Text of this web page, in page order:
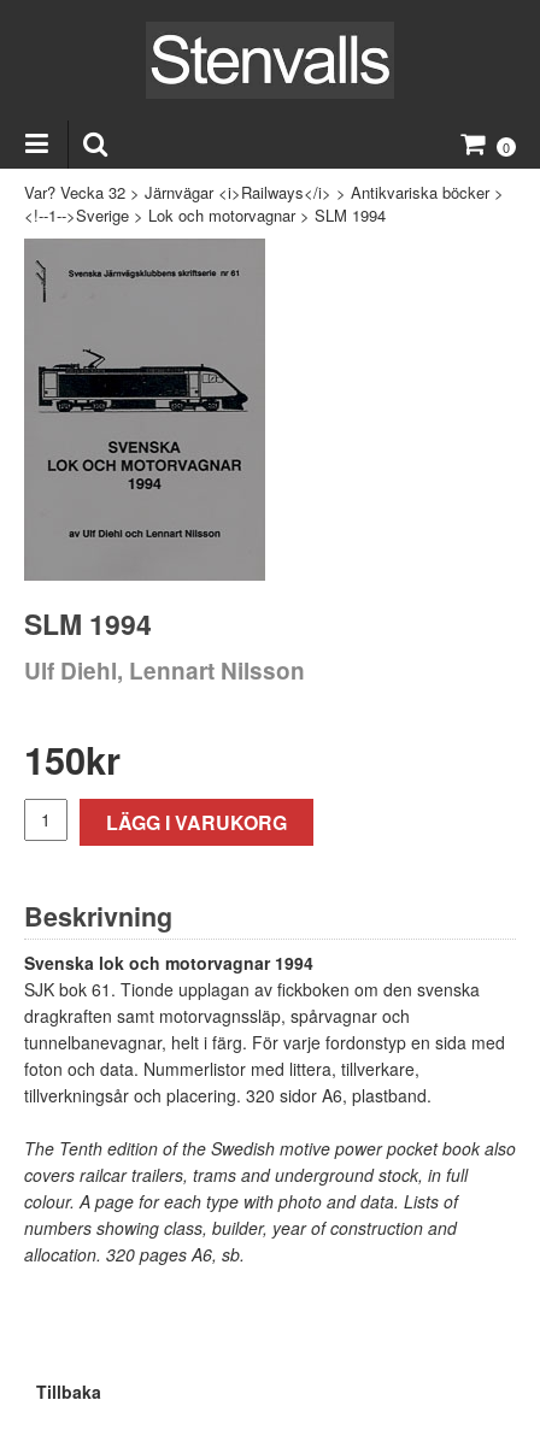
0
Var? Vecka 32 > Järnvägar <i>Railways</i> > Antikvariska böcker>
<!--1-->Sverige > Lok och motorvagnar> SLM 1994
SLM 1994
Ulf Diehl, Lennart Nilsson
150kr
LÄGG I VARUKORG
Beskrivning
Svenska lok och motorvagnar 1994
SJK bok 61. Tionde upplagan av fickboken om den svenska
dragkraften samt motorvagnssläp, spårvagnar och
tunnelbanevagnar, helt i färg. För varje fordonstyp en sida med
foton och data. Nummerlistor med littera, tillverkare,
tillverkningsår och placering. 320 sidor A6, plastband.
The Tenth edition of the Swedish motive power pocket book also
covers railcar trailers, trams and underground stock, in full
colour. A page for each type with photo and data. Lists of
numbers showing class, builder, year of construction and
allocation. 320 pages A6, sb.
Tillbaka